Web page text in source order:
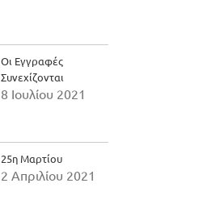
Οι Εγγραφές
Συνεχίζονται
8 Ιουλίου 2021
25η Μαρτίου
2 Απριλίου 2021